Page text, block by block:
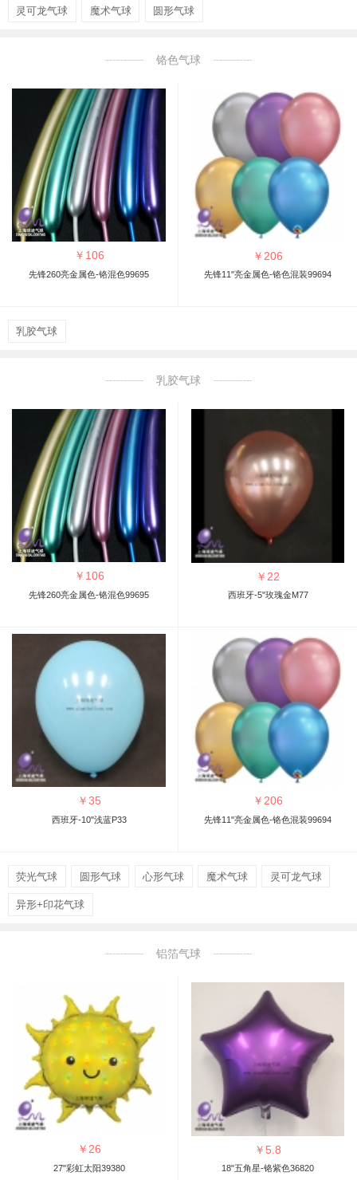
灵可龙气球 魔术气球 圆形气球
铬色气球
￥ 106
先锋260亮金属色-铬混色99695
￥ 206
先锋11"亮金属色-铬色混装99694
乳胶气球
乳胶气球
￥ 106
先锋260亮金属色-铬混色99695
￥ 22
西班牙-5"玫瑰金M77
￥35
西班牙-10"浅蓝P33
￥206
先锋11"亮金属色-铬色混装99694
荧光气球 圆形气球 心形气球 魔术气球 灵可龙气球
异形+印花气球
铝箔气球
￥ 26
27"彩虹太阳39380
￥ 5.8
18"五角星-铬紫色36820